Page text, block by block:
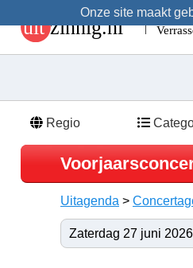
Onze site maakt
Regio
Uitagenda >
Zaterdag 27 juni